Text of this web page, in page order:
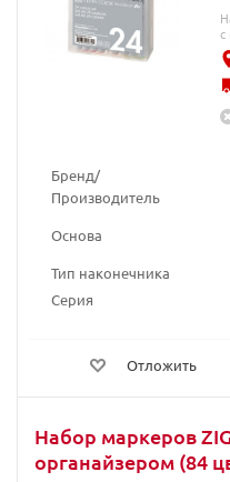
Бренд/
Производитель
Основа
Тип наконечника
Серия
Отложить
с
Набор маркеров
органайзером (84